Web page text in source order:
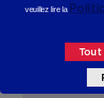
du lundi
veuillez lire la